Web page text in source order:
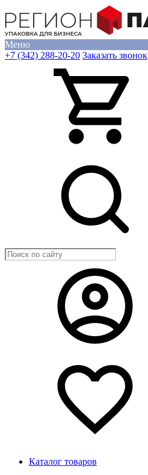
Меню
+7 (342) 288-20-20 Заказать звонок
Каталог товаров